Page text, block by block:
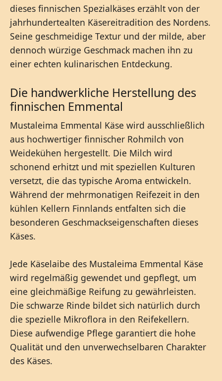
dieses finnischen Spezialkäses erzählt von der
jahrhundertealten Käsereitradition des Nordens.
Seine geschmeidige Textur und der milde, aber
dennoch würzige Geschmack machen ihn zu
einer echten kulinarischen Entdeckung.
Die handwerkliche Herstellung des
finnischen Emmental
Mustaleima Emmental Käse wird ausschließlich
aus hochwertiger finnischer Rohmilch von
Weidekühen hergestellt. Die Milch wird
schonend erhitzt und mit speziellen Kulturen
versetzt, die das typische Aroma entwickeln.
Während der mehrmonatigen Reifezeit in den
kühlen Kellern Finnlands entfalten sich die
besonderen Geschmackseigenschaften dieses
Käses.
Jede Käselaibe des Mustaleima Emmental Käse
wird regelmäßig gewendet und gepflegt, um
eine gleichmäßige Reifung zu gewährleisten.
Die schwarze Rinde bildet sich natürlich durch
die spezielle Mikroflora in den Reifekellern.
Diese aufwendige Pflege garantiert die hohe
Qualität und den unverwechselbaren Charakter
des Käses.